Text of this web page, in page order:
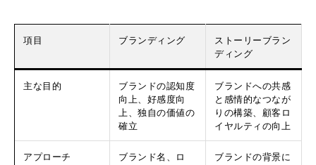
項目 ブランディング
ストーリーブラン
ディング
主な目的
ブランドの認知度
向上、好感度向
上、独自の価値の
確立
ブランドへの共感
と感情的なつなが
りの構築、顧客ロ
イヤルティの向上
アプローチ
ブランド名、ロ
ブランドの背景に